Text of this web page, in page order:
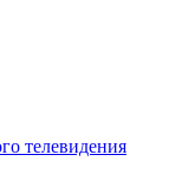
телевидения